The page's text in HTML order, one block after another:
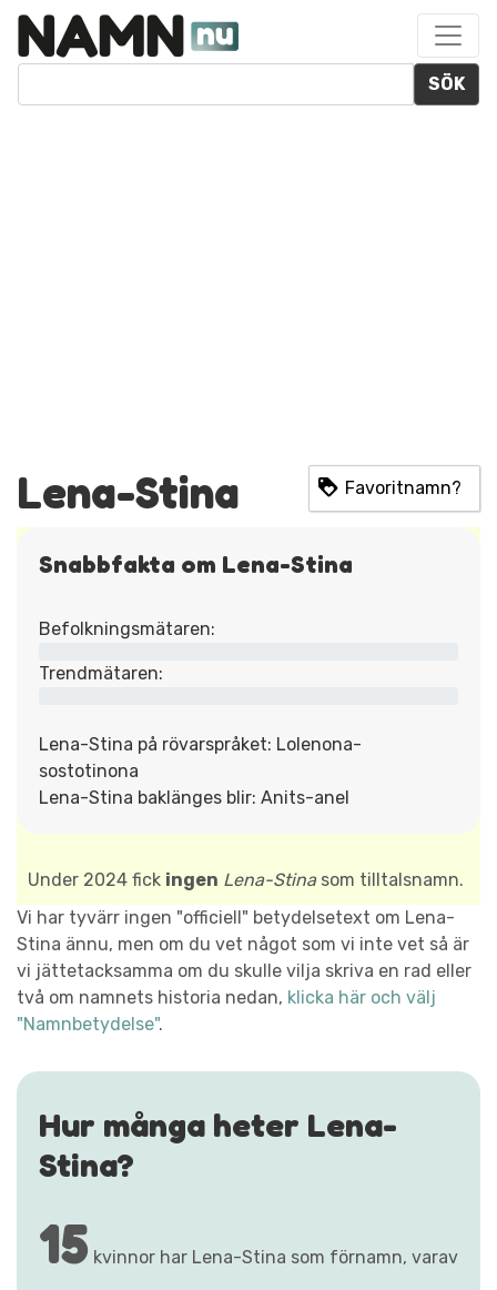
SÖK
Lena-Stina Favoritnamn?
Snabbfakta om Lena-Stina
Befolkningsmätaren:
Trendmätaren:
Lena-Stina på rövarspråket: Lolenona-
sostotinona
Lena-Stina baklänges blir: Anits-anel
Under 2024 fick ingen Lena-Stinasom tilltalsnamn.
Vi har tyvärr ingen "officiell" betydelsetext om Lena-
Stina ännu, men om du vet något som vi inte vet så är
vi jättetacksamma om du skulle vilja skriva en rad eller
två om namnets historia nedan, klicka här och välj
"Namnbetydelse".
Hur många heter Lena-
Stina?
15 kvinnor har Lena-Stina som förnamn, varav